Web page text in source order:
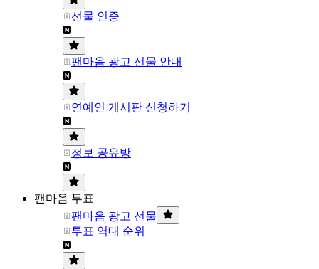
선물 인증
팬마음 광고 선물 안내
연예인 게시판 신청하기
정보 공유방
팬마음 투표
팬마음 광고 선물
투표 역대 순위